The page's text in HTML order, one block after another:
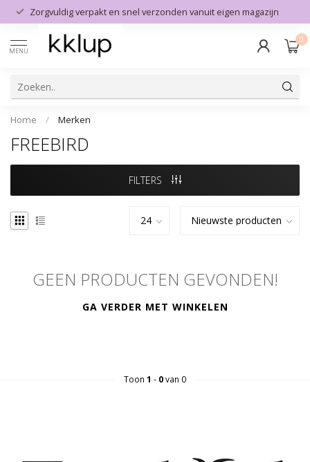
Zorgvuldig verpakt en snel verzonden vanuit eigen magazijn
MENU
0
Home / Merken
FREEBIRD
FILTERS
GEEN PRODUCTEN GEVONDEN!
GA VERDER MET WINKELEN
Toon 1 - 0van 0